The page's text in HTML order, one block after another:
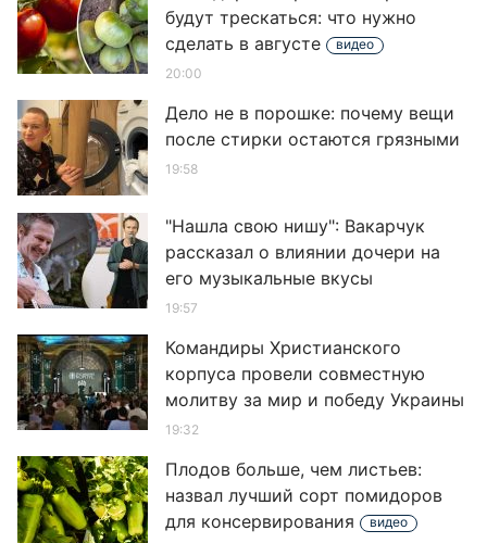
будут трескаться: что нужно
сделать в августе
видео
20:00
Дело не в порошке: почему вещи
после стирки остаются грязными
19:58
"Нашла свою нишу": Вакарчук
рассказал о влиянии дочери на
его музыкальные вкусы
19:57
Командиры Христианского
корпуса провели совместную
молитву за мир и победу Украины
19:32
Плодов больше, чем листьев:
назвал лучший сорт помидоров
для консервирования
видео